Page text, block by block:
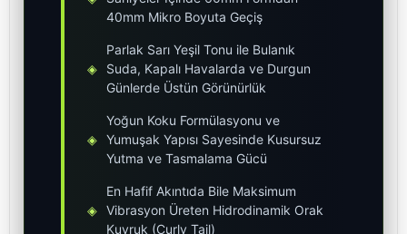
40mm Mikro Boyuta Geçiş
◈
Parlak Sarı Yeşil Tonu ile Bulanık
Suda, Kapalı Havalarda ve Durgun
Günlerde Üstün Görünürlük
◈
Yoğun Koku Formülasyonu ve
Yumuşak Yapısı Sayesinde Kusursuz
Yutma ve Tasmalama Gücü
◈
En Hafif Akıntıda Bile Maksimum
Vibrasyon Üreten Hidrodinamik Orak
Kuyruk (Curly Tail)